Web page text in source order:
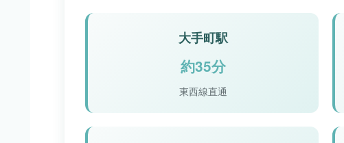
大手町駅
約35分
東西線直通